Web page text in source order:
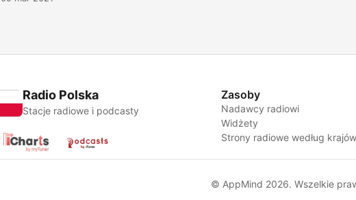
Radio Polska
Stacje radiowe i podcasty
Zasoby
Nadawcy radiowi
Widżety
Strony radiowe według krajów
© AppMind 2026. Wszelkie